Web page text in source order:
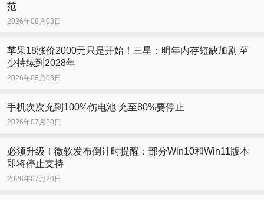
范
2026年08月03日
苹果18涨价2000元只是开始！三星：明年内存短缺加剧 至
少持续到2028年
2026年08月03日
手机次次充到100%伤电池 充至80%要停止
2026年07月20日
必须升级！微软发布倒计时提醒：部分Win10和Win11版本
即将停止支持
2026年07月20日